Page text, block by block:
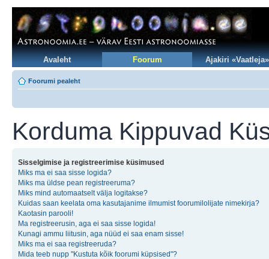
Avaleht Foorum Ajakiri «Vaatleja»
Foorumi pealeht
Korduma Kippuvad
Sisselgimise ja registreerimise küsimused
Miks ma ei saa sisse logida?
Miks ma üldse pean registreeruma?
Miks mind automaatselt välja logitakse?
Kuidas saan keelata oma kasutajanime ilmumist foorumilolijate nimekirja?
Kaotasin parooli!
Ma registreerusin, aga ei saa sisse logida!
Kunagi ammu liitusin, aga nüüd ei saa enam sisse!
Miks ma ei saa registreeruda?
Mida teeb nupp "Kustuta kõik foorumi küpsised"?